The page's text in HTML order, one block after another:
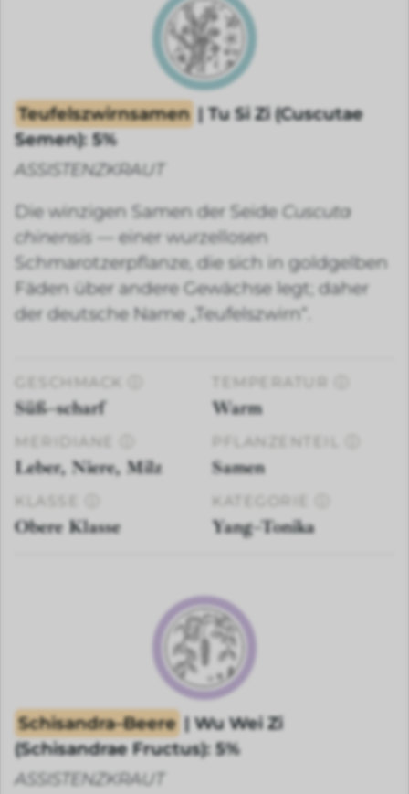
Teufelszwirnsamen | Tu Si Zi (Cuscutae
Semen): 5%
ASSISTENZKRAUT
Die winzigen Samen der Seide Cuscuta
chinensis — einer wurzellosen
Schmarotzerpflanze, die sich in goldgelben
Fäden über andere Gewächse legt; daher
der deutsche Name „Teufelszwirn“.
GESCHMACK
Süß–scharf Warm
MERIDIANE
Leber, Niere, Milz
PFLANZENTEIL
Samen
KLASSE
Obere Klasse
KATEGORIE
Yang–Tonika
Schisandra–Beere | Wu Wei Zi
(Schisandrae Fructus): 5%
ASSISTENZKRAUT